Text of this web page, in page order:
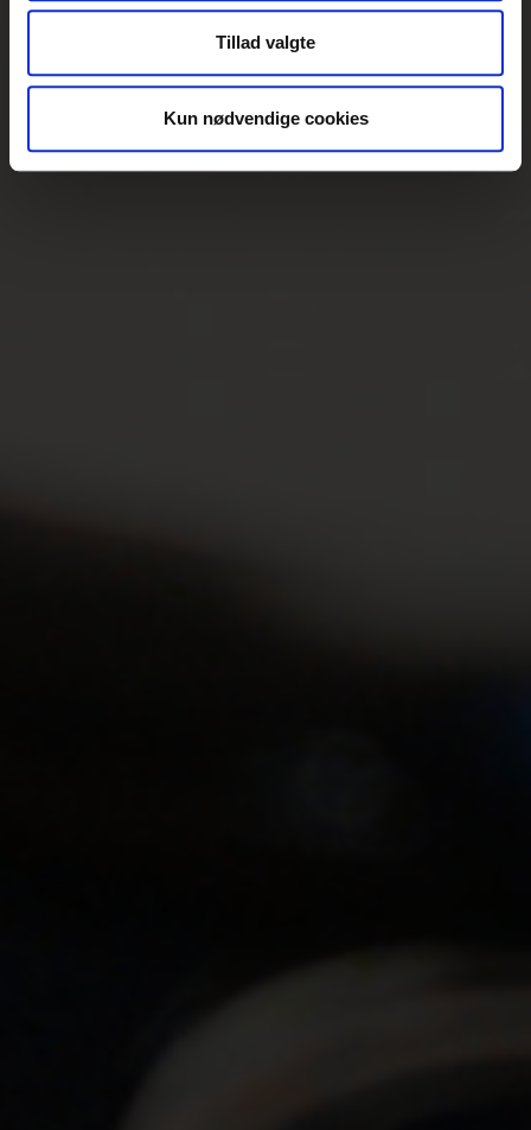
at analysere vores trafik. Vi deler også oplysninger om
din brug af vores hjemmeside med vores partnere inden
for sociale medier, annonceringspartnere og
data med andre oplysninger, du har givet dem, eller som
de har indsamlet fra din brug af deres tjenester.
Tillad valgte
Kun nødvendige cookies